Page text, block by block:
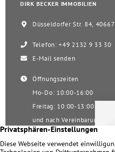
DIRK BECKER IMMOBILIEN
Düsseldorfer Str. 84,
Telefon: +49 2132 9 33 30
E-Mail senden
Öffnungszeiten
Mo-Do: 10:00-16:00
Freitag: 10:00-13:00
und nach Vereinbarung
Samstag nach Vereinbarung!